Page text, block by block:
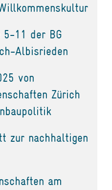
5-11 der BG
Albisrieden
von
Zürich
zur nachhaltigen
am